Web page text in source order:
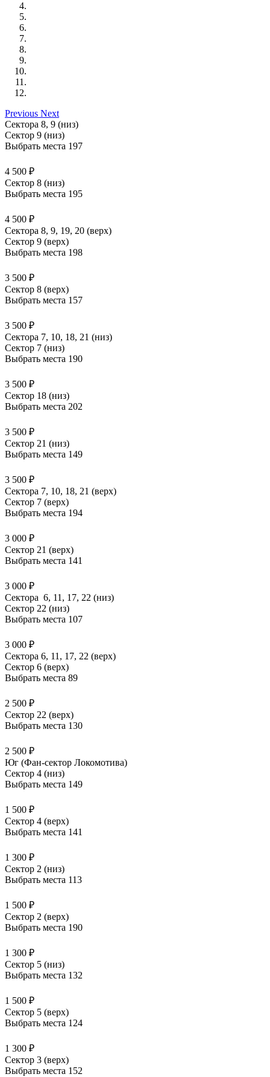
Previous Next
Сектора 8, 9 (низ)
Сектор 9 (низ)
Выбрать места 197
4 500 ₽
Сектор 8 (низ)
Выбрать места 195
4 500 ₽
Сектора 8, 9, 19, 20 (верх)
Сектор 9 (верх)
Выбрать места 198
3 500 ₽
Сектор 8 (верх)
Выбрать места 157
3 500 ₽
Сектора 7, 10, 18, 21 (низ)
Сектор 7 (низ)
Выбрать места 190
3 500 ₽
Сектор 18 (низ)
Выбрать места 202
3 500 ₽
Сектор 21 (низ)
Выбрать места 149
3 500 ₽
Сектора 7, 10, 18, 21 (верх)
Сектор 7 (верх)
Выбрать места 194
3 000 ₽
Сектор 21 (верх)
Выбрать места 141
3 000 ₽
Сектора 6, 11, 17, 22 (низ)
Сектор 22 (низ)
Выбрать места 107
3 000 ₽
Сектора 6, 11, 17, 22 (верх)
Сектор 6 (верх)
Выбрать места 89
2 500 ₽
Сектор 22 (верх)
Выбрать места 130
2 500 ₽
Юг (Фан-сектор Локомотива)
Сектор 4 (низ)
Выбрать места 149
1 500 ₽
Сектор 4 (верх)
Выбрать места 141
1 300 ₽
Сектор 2 (низ)
Выбрать места 113
1 500 ₽
Сектор 2 (верх)
Выбрать места 190
1 300 ₽
Сектор 5 (низ)
Выбрать места 132
1 500 ₽
Сектор 5 (верх)
Выбрать места 124
1 300 ₽
Сектор 3 (верх)
Выбрать места 152